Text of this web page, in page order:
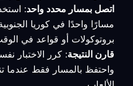
اتصل بمسار محدد واحد:
مسارًا واحدًا في كوريا
بروتوكولات أو قواعد في
قارن النتيجة: كرر الاختبار
واحتفظ بالمسار فقط عندما